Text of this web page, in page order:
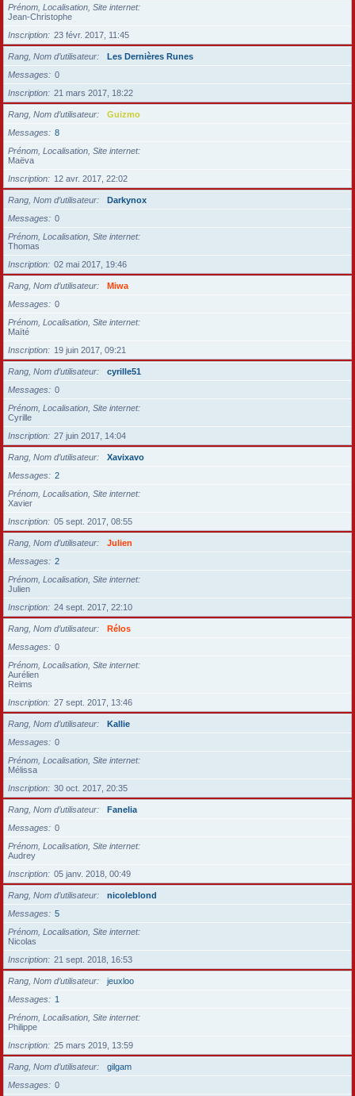
Prénom, Localisation, Site internet
Jean-Christophe
Inscription
23 févr. 2017, 11:45
Rang, Nom d’utilisateur
Les Dernières Runes
Messages
0
Inscription
21 mars 2017, 18:22
Rang, Nom d’utilisateur
Guizmo
Messages
8
Prénom, Localisation, Site internet
Maëva
Inscription
12 avr. 2017, 22:02
Rang, Nom d’utilisateur
Darkynox
Messages
0
Prénom, Localisation, Site internet
Thomas
Inscription
02 mai 2017, 19:46
Rang, Nom d’utilisateur
Miwa
Messages
0
Prénom, Localisation, Site internet
Maïté
Inscription
19 juin 2017, 09:21
Rang, Nom d’utilisateur
cyrille51
Messages
0
Prénom, Localisation, Site internet
Cyrille
Inscription
27 juin 2017, 14:04
Rang, Nom d’utilisateur
Xavixavo
Messages
2
Prénom, Localisation, Site internet
Xavier
Inscription
05 sept. 2017, 08:55
Rang, Nom d’utilisateur
Julien
Messages
2
Prénom, Localisation, Site internet
Julien
Inscription
24 sept. 2017, 22:10
Rang, Nom d’utilisateur
Rélos
Messages
0
Prénom, Localisation, Site internet
Aurélien
Reims
Inscription
27 sept. 2017, 13:46
Rang, Nom d’utilisateur
Kallie
Messages
0
Prénom, Localisation, Site internet
Mélissa
Inscription
30 oct. 2017, 20:35
Rang, Nom d’utilisateur
Fanelia
Messages
0
Prénom, Localisation, Site internet
Audrey
Inscription
05 janv. 2018, 00:49
Rang, Nom d’utilisateur
nicoleblond
Messages
5
Prénom, Localisation, Site internet
Nicolas
Inscription
21 sept. 2018, 16:53
Rang, Nom d’utilisateur
jeuxloo
Messages
1
Prénom, Localisation, Site internet
Philippe
Inscription
25 mars 2019, 13:59
Rang, Nom d’utilisateur
gilgam
Messages
0